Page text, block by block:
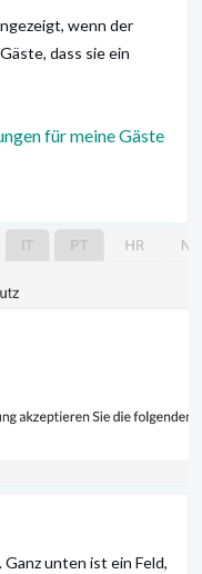
wenn der
dass sie ein
für meine Gäste
. Ganz unten ist ein Feld,